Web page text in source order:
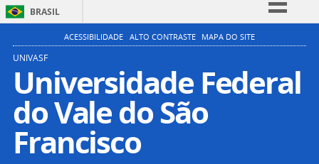
BRASIL
Simplifique!
Participe
Acesso à informação
Legislação
ACESSIBILIDADE ALTO CONTRASTE MAPA DO SITE
UNIVASF
Universidade Federal
do Vale do São
Francisco